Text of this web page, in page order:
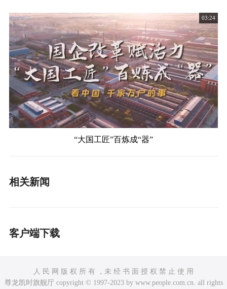
“大国工匠”百炼成“器”
03:24
相关新闻
客户端下载
人 民 网 版 权 所 有 ，未 经 书 面 授 权 禁 止 使 用
尊龙凯时旗舰厅 copyright © 1997-2023 by www.people.com.cn. all rights